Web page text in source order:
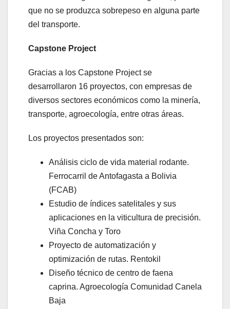
que no se produzca sobrepeso en alguna parte
del transporte.
Capstone Project
Gracias a los Capstone Project se
desarrollaron 16 proyectos, con empresas de
diversos sectores económicos como la minería,
transporte, agroecología, entre otras áreas.
Los proyectos presentados son:
Análisis ciclo de vida material rodante.
Ferrocarril de Antofagasta a Bolivia
(FCAB)
Estudio de índices satelitales y sus
aplicaciones en la viticultura de precisión.
Viña Concha y Toro
Proyecto de automatización y
optimización de rutas. Rentokil
Diseño técnico de centro de faena
caprina. Agroecología Comunidad Canela
Baja